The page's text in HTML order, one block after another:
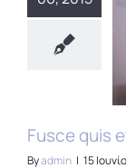
Fusce quis
Byadmin | 15